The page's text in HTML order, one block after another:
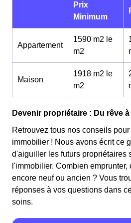
Prix
Minimum
Appartement
1590 m2 le
m2
Maison
1918 m2 le
m2
Devenir propriétaire : Du rêve
Retrouvez tous nos conseils
immobilier ! Nous avons écrit ce
d'aiguiller les futurs propriétaires
l'immobilier. Combien
encore neuf ou ancien ? Vous
réponses à vos questions dans
soins.